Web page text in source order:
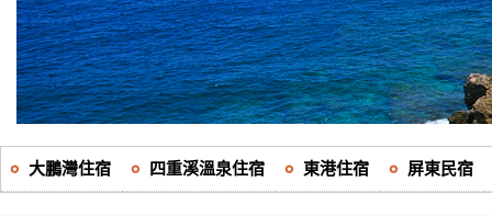
大鵬灣住宿 四重溪溫泉住宿 東港住宿 屏東民宿